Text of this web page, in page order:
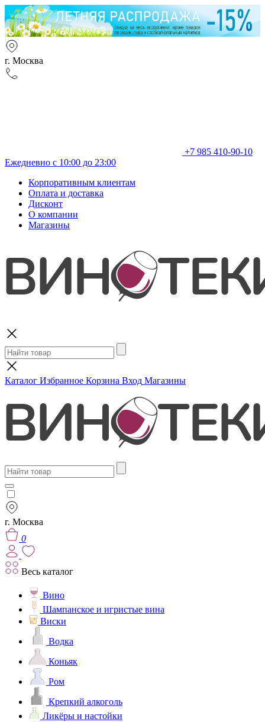
г. Москва
+7 985 410-90-10
Ежедневно с 10:00 до 23:00
Корпоративным клиентам
Оплата и доставка
Дисконт
О компании
Магазины
Каталог Избранное Корзина Вход Магазины
г. Москва
0
Весь каталог
Вино
Шампанское и игристые вина
Виски
Водка
Коньяк
Ром
Крепкий алкоголь
Ликёры и настойки